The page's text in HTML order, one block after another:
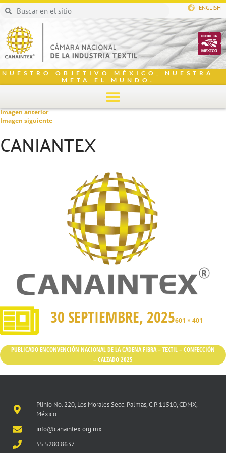
ENGLISH
NUESTRO OBJETIVO MÉXICO, NUESTRA
META EL MUNDO.
Imagen anterior
Imagen siguiente
CANIANTEX
30 SEPTIEMBRE, 2025601 × 401
PUBLICADO ENCONVENCIÓN NACIONAL DE LA CADENA FIBRA – TEXTIL – CONFECCIÓN
– CALZADO 2025
Plinio No. 220, Los Morales Secc. Palmas, C.P. 11510, CDMX,
México
info@canaintex.org.mx
55 5280 8637